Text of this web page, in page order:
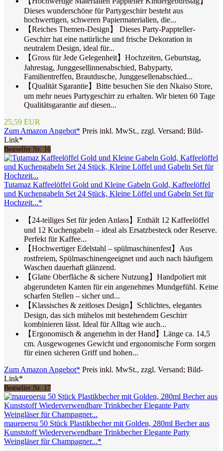
Dieses wunderschöne für Partygeschirr besteht aus
hochwertigen, schweren Papiermaterialien, die...
【Reiches Themen-Design】 Dieses Party-Pappteller-
Geschirr hat eine natürliche und frische Dekoration in
neutralem Design, ideal für...
【Gross für Jede Gelegenheit】Hochzeiten, Geburtstag,
Jahrestag, Junggesellinnenabschied, Babyparty,
Familientreffen, Brautdusche, Junggesellenabschied...
【Qualität Sgarantie】Bitte besuchen Sie den Nkaiso Store,
um mehr neues Partygeschirr zu erhalten. Wir bieten 60 Tage
Qualitätsgarantie auf diesen...
25,59 EUR
Zum Amazon Angebot* Preis inkl. MwSt., zzgl. Versand; Bild-
Link*
Bestseller Nr. 16
Tutamaz Kaffeelöffel Gold und Kleine Gabeln Gold, Kaffeelöffel
und Kuchengabeln Set 24 Stück, Kleine Löffel und Gabeln Set für
Hochzeit...*
【24-teiliges Set für jeden Anlass】Enthält 12 Kaffeelöffel
und 12 Kuchengabeln – ideal als Ersatzbesteck oder Reserve.
Perfekt für Kaffee...
【Hochwertiger Edelstahl – spülmaschinenfest】Aus
rostfreiem, Spülmaschinengeeignet und auch nach häufigem
Waschen dauerhaft glänzend.
【Glatte Oberfläche & sichere Nutzung】Handpoliert mit
abgerundeten Kanten für ein angenehmes Mundgefühl. Keine
scharfen Stellen – sicher und...
【Klassisches & zeitloses Design】Schlichtes, elegantes
Design, das sich mühelos mit bestehendem Geschirr
kombinieren lässt. Ideal für Alltag wie auch...
【Ergonomisch & angenehm in der Hand】Länge ca. 14,5
cm. Ausgewogenes Gewicht und ergonomische Form sorgen
für einen sicheren Griff und hohen...
Zum Amazon Angebot* Preis inkl. MwSt., zzgl. Versand; Bild-
Link*
Bestseller Nr. 17
mauepersu 50 Stück Plastikbecher mit Golden, 280ml Becher aus
Kunststoff Wiederverwendbare Trinkbecher Elegante Party
Weingläser für Champagner...*